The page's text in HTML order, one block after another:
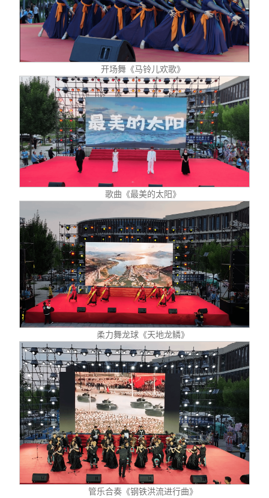
开场舞《马铃儿欢歌》
歌曲《最美的太阳》
柔力舞龙球《天地龙鳞》
管乐合奏《钢铁洪流进行曲》